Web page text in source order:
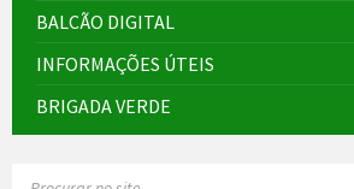
BALCÃO DIGITAL
INFORMAÇÕES ÚTEIS
BRIGADA VERDE